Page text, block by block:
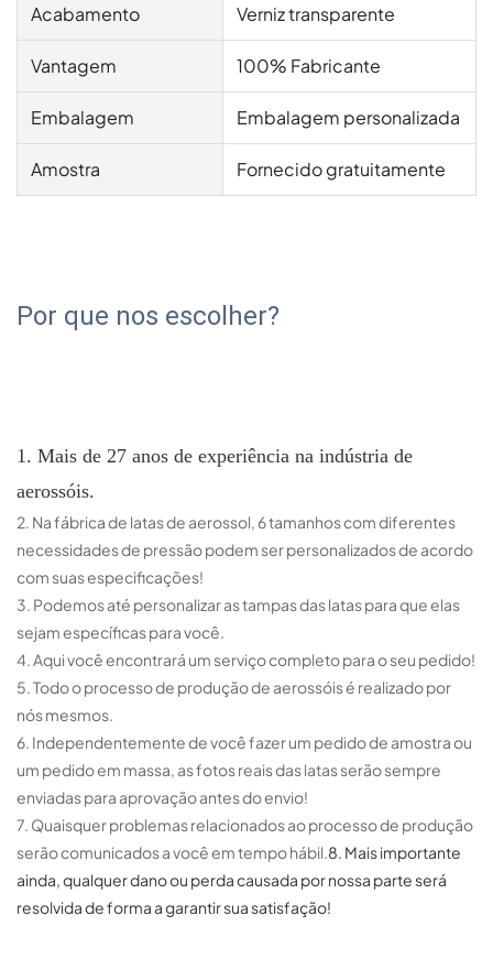
Acabamento Verniz transparente
Vantagem 100% Fabricante
Embalagem Embalagem personalizada
Amostra Fornecido gratuitamente
Por que nos escolher?
1. Mais de 27 anos de experiência na indústria de
aerossóis.
2. Na fábrica de latas de aerossol, 6 tamanhos com diferentes
necessidades de pressão podem ser personalizados de acordo
com suas especificações!
3. Podemos até personalizar as tampas das latas para que elas
sejam específicas para você.
4. Aqui você encontrará um serviço completo para o seu pedido!
5. Todo o processo de produção de aerossóis é realizado por
nós mesmos.
6. Independentemente de você fazer um pedido de amostra ou
um pedido em massa, as fotos reais das latas serão sempre
enviadas para aprovação antes do envio!
7. Quaisquer problemas relacionados ao processo de produção
serão comunicados a você em tempo hábil.8. Mais importante
ainda, qualquer dano ou perda causada por nossa parte será
resolvida de forma a garantir sua satisfação!